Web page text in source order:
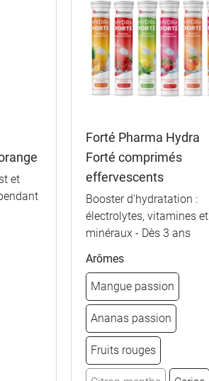
Iced tea pêche 5,99 €
Fruits rouges 5,99 €
5,99 €
Neutre 5,99 €
Pêche
et
Forté Pharma Hydra
Forté comprimés
effervescents
Booster d'hydratation :
électrolytes, vitamines et
minéraux - Dès 3 ans
Arômes
Mangue passion
Ananas passion
Fruits rouges